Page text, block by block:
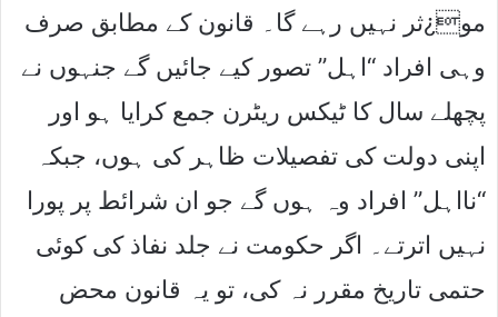
مو¿ثر نہیں رہے گا۔ قانون کے مطابق صرف
وہی افراد “اہل” تصور کیے جائیں گے جنہوں نے
پچھلے سال کا ٹیکس ریٹرن جمع کرایا ہو اور
اپنی دولت کی تفصیلات ظاہر کی ہوں، جبکہ
“نااہل” افراد وہ ہوں گے جو ان شرائط پر پورا
نہیں اترتے۔ اگر حکومت نے جلد نفاذ کی کوئی
حتمی تاریخ مقرر نہ کی، تو یہ قانون محض